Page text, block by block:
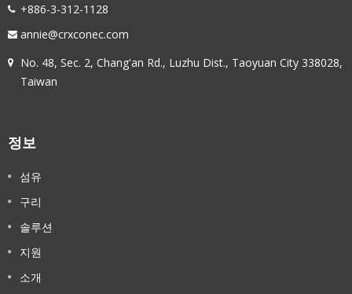
+886-3-312-1128
annie@crxconec.com
No. 48, Sec. 2, Chang'an Rd., Luzhu Dist., Taoyuan City 338028,
Taiwan
정보
섬유
구리
솔루션
지원
소개